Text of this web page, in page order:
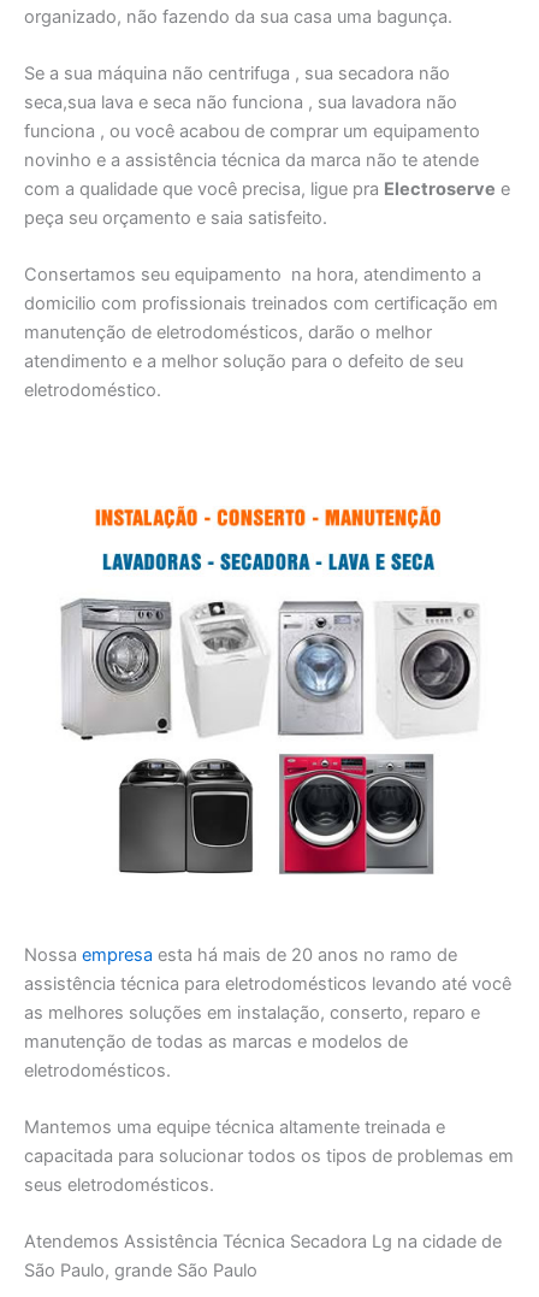
organizado, não fazendo da sua casa uma bagunça.
Se a sua máquina não centrifuga , sua secadora não
seca,sua lava e seca não funciona , sua lavadora não
funciona , ou você acabou de comprar um equipamento
novinho e a assistência técnica da marca não te atende
com a qualidade que você precisa, ligue pra Electroserve e
peça seu orçamento e saia satisfeito.
Consertamos seu equipamento na hora, atendimento a
domicilio com profissionais treinados com certificação em
manutenção de eletrodomésticos, darão o melhor
atendimento e a melhor solução para o defeito de seu
eletrodoméstico.
Nossa empresa esta há mais de 20 anos no ramo de
assistência técnica para eletrodomésticos levando até você
as melhores soluções em instalação, conserto, reparo e
manutenção de todas as marcas e modelos de
eletrodomésticos.
Mantemos uma equipe técnica altamente treinada e
capacitada para solucionar todos os tipos de problemas em
seus eletrodomésticos.
Atendemos Assistência Técnica Secadora Lg na cidade de
São Paulo, grande São Paulo